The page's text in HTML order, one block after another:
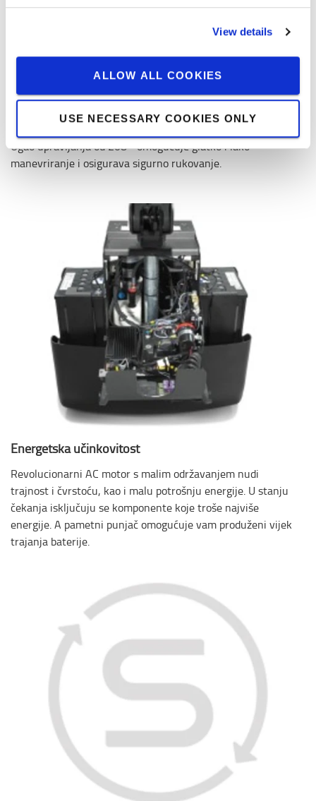
View details
ALLOW ALL COOKIES
USE NECESSARY COOKIES ONLY
Izvrsna upravljivost
Ugao upravljanja od 208 ° omogućuje glatko i lako
manevriranje i osigurava sigurno rukovanje.
Energetska učinkovitost
Revolucionarni AC motor s malim održavanjem nudi
trajnost i čvrstoću, kao i malu potrošnju energije. U stanju
čekanja isključuju se komponente koje troše najviše
energije. A pametni punjač omogućuje vam produženi vijek
trajanja baterije.